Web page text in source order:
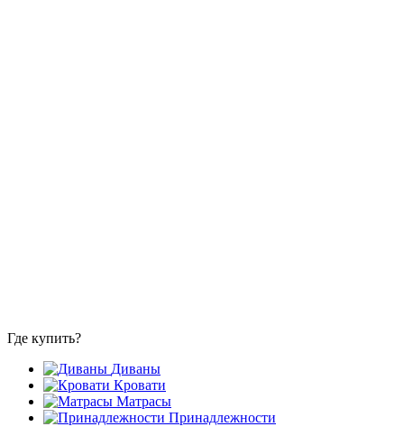
Где купить?
Диваны
Кровати
Матрасы
Принадлежности